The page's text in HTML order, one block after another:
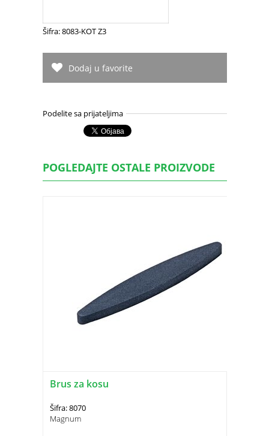
Šifra: 8083-KOT Z3
Dodaj u favorite
Podelite sa prijateljima
POGLEDAJTE OSTALE PROIZVODE
Brus za kosu
Šifra: 8070
Magnum